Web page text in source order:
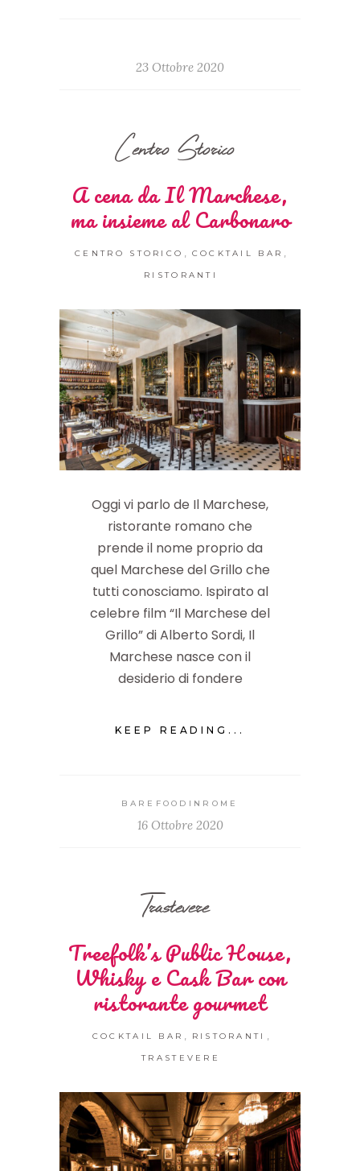
23 Ottobre 2020
Centro Storico
A cena da Il Marchese,
ma insieme al Carbonaro
CENTRO STORICO COCKTAIL BAR
RISTORANTI
Oggi vi parlo de Il Marchese,
ristorante romano che
prende il nome proprio da
quel Marchese del Grillo che
tutti conosciamo. Ispirato al
celebre film “Il Marchese del
Grillo” di Alberto Sordi, Il
Marchese nasce con il
desiderio di fondere
KEEP READING...
BAREFOODINROME
16 Ottobre 2020
Trastevere
Treefolk’s Public House,
Whisky e Cask Bar con
ristorante gourmet
COCKTAIL BAR RISTORANTI
TRASTEVERE